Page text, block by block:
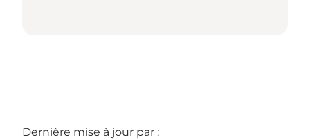
Dernière mise à jour par :